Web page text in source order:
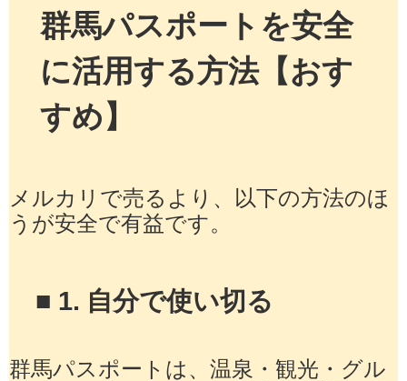
群馬パスポートを安全
に活用する方法【おす
すめ】
メルカリで売るより、以下の方法のほ
うが安全で有益です。
■ 1. 自分で使い切る
群馬パスポートは、温泉・観光・グル